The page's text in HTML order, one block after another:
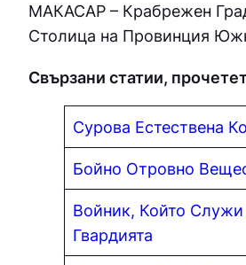
МAКACAP – Крабрежен
Столица на Провинция
Свързани статии,
Сурова Естествена
Бойно Отровно
Войник, Който Служи
Гвардията